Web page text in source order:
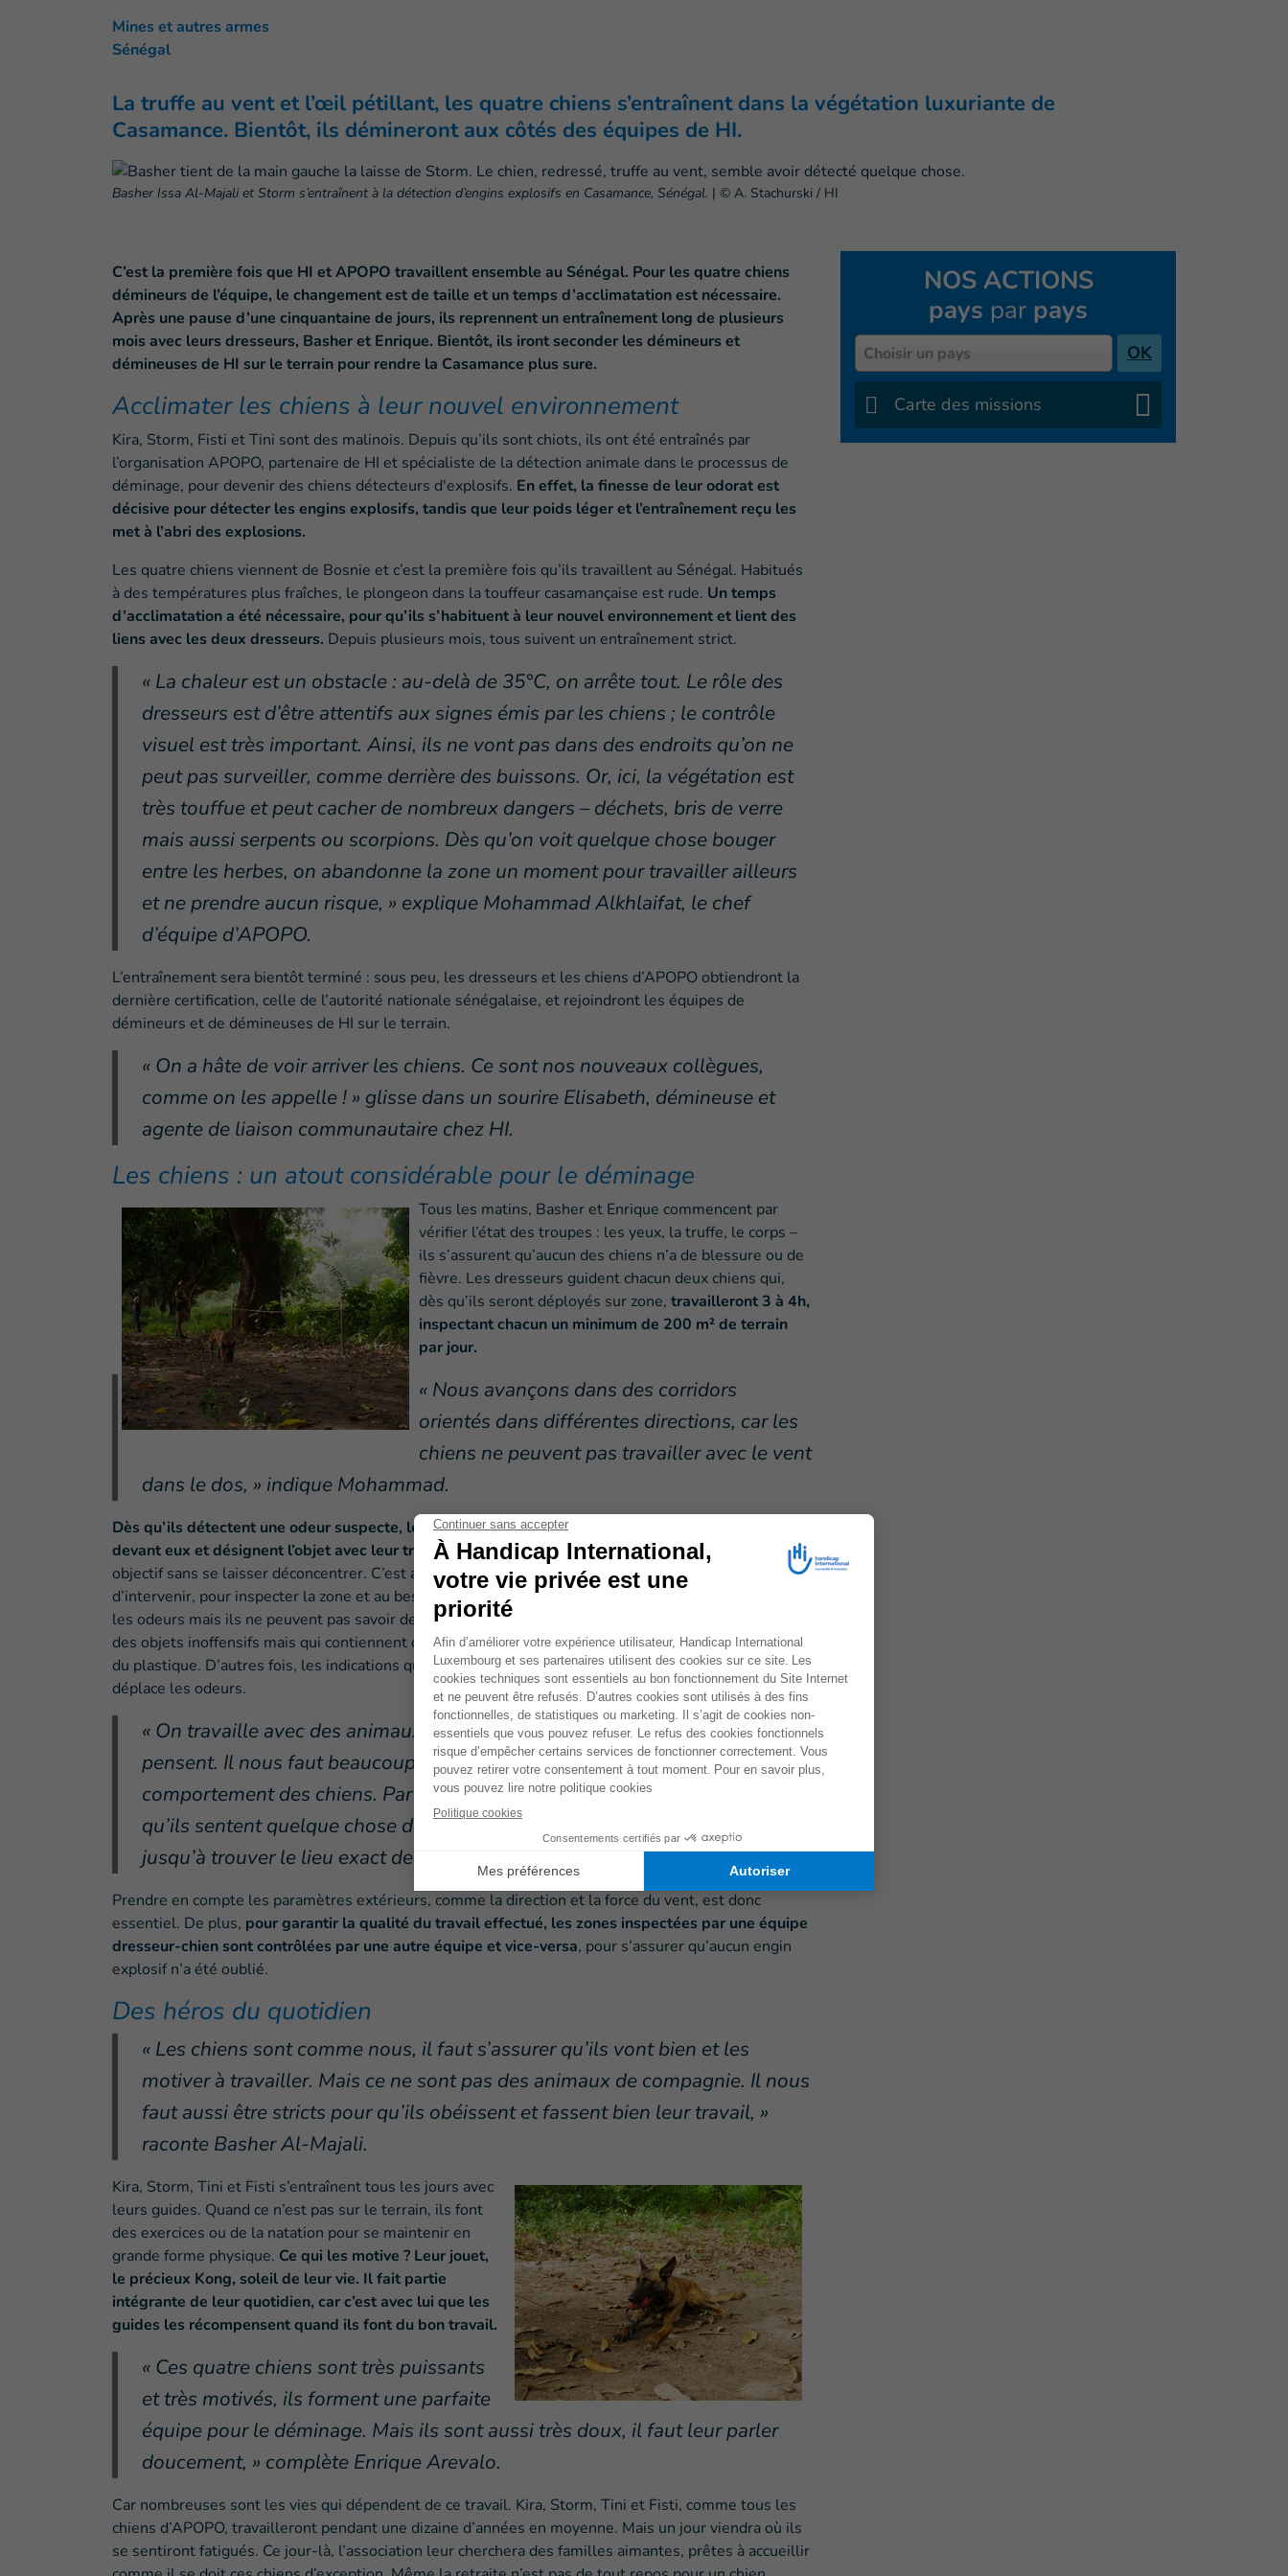
Mines et autres armes
Sénégal
La truffe au vent et l’œil pétillant, les quatre chiens s’entraînent dans la végétation luxuriante de
Casamance. Bientôt, ils démineront aux côtés des équipes de HI.
Basher Issa Al-Majali et Storm s’entraînent à la détection d’engins explosifs en Casamance, Sénégal. | © A. Stachurski / HI
C’est la première fois que HI et APOPO travaillent ensemble au Sénégal. Pour les quatre chiens
démineurs de l’équipe, le changement est de taille et un temps d’acclimatation est nécessaire.
Après une pause d’une cinquantaine de jours, ils reprennent un entraînement long de plusieurs
mois avec leurs dresseurs, Basher et Enrique. Bientôt, ils iront seconder les démineurs et
démineuses de HI sur le terrain pour rendre la Casamance plus sure.
Acclimater les chiens à leur nouvel environnement
Kira, Storm, Fisti et Tini sont des malinois. Depuis qu’ils sont chiots, ils ont été entraînés par
l’organisation APOPO, partenaire de HI et spécialiste de la détection animale dans le processus de
déminage, pour devenir des chiens détecteurs d'explosifs. En effet, la finesse de leur odorat est
décisive pour détecter les engins explosifs, tandis que leur poids léger et l’entraînement reçu les
met à l’abri des explosions.
Les quatre chiens viennent de Bosnie et c’est la première fois qu’ils travaillent au Sénégal. Habitués
à des températures plus fraîches, le plongeon dans la touffeur casamançaise est rude. Un temps
d’acclimatation a été nécessaire, pour qu’ils s’habituent à leur nouvel environnement et lient des
liens avec les deux dresseurs. Depuis plusieurs mois, tous suivent un entraînement strict.
« La chaleur est un obstacle : au-delà de 35°C, on arrête tout. Le rôle des
dresseurs est d’être attentifs aux signes émis par les chiens ; le contrôle
visuel est très important. Ainsi, ils ne vont pas dans des endroits qu’on ne
peut pas surveiller, comme derrière des buissons. Or, ici, la végétation est
très touffue et peut cacher de nombreux dangers – déchets, bris de verre
mais aussi serpents ou scorpions. Dès qu’on voit quelque chose bouger
entre les herbes, on abandonne la zone un moment pour travailler ailleurs
et ne prendre aucun risque, » explique Mohammad Alkhlaifat, le chef
d’équipe d’APOPO.
L’entraînement sera bientôt terminé : sous peu, les dresseurs et les chiens d’APOPO obtiendront la
dernière certification, celle de l’autorité nationale sénégalaise, et rejoindront les équipes de
démineurs et de démineuses de HI sur le terrain.
« On a hâte de voir arriver les chiens. Ce sont nos nouveaux collègues,
comme on les appelle ! » glisse dans un sourire Elisabeth, démineuse et
agente de liaison communautaire chez HI.
Les chiens : un atout considérable pour le déminage
Tous les matins, Basher et Enrique commencent par
vérifier l’état des troupes : les yeux, la truffe, le corps –
ils s’assurent qu’aucun des chiens n’a de blessure ou de
fièvre. Les dresseurs guident chacun deux chiens qui,
dès qu’ils seront déployés sur zone, travailleront 3 à 4h,
inspectant chacun un minimum de 200 m² de terrain
par jour.
« Nous avançons dans des corridors
orientés dans différentes directions, car les
chiens ne peuvent pas travailler avec le vent
dans le dos, » indique Mohammad.
Dès qu’ils détectent une odeur suspecte, les chiens s’assoient en laissant au moins 1 m de marge
devant eux et désignent l’objet avec leur truffe– conscients qu’ils doivent rester fixés sur leur
objectif sans se laisser déconcentrer. C’est alors au tour des démineurs et démineuses de HI
d’intervenir, pour inspecter la zone et au besoin identifier l’objet et le désamorcer. Les chiens sentent
les odeurs mais ils ne peuvent pas savoir de quoi elles proviennent. Il leur arrive donc de détecter
des objets inoffensifs mais qui contiennent des composants utilisés pour certains explosifs, comme
du plastique. D’autres fois, les indications qu’ils donnent sont fausses, comme lorsque le vent
déplace les odeurs.
« On travaille avec des animaux, il est impossible de savoir ce qu’ils
pensent. Il nous faut beaucoup de concentration et d’attention pour lire le
comportement des chiens. Par exemple, certains chiens s’assoient dès
qu’ils sentent quelque chose de suspect tandis que d’autres vont continuer
jusqu’à trouver le lieu exact de l’objet, » souligne Mohammad.
Prendre en compte les paramètres extérieurs, comme la direction et la force du vent, est donc
essentiel. De plus, pour garantir la qualité du travail effectué, les zones inspectées par une équipe
dresseur-chien sont contrôlées par une autre équipe et vice-versa, pour s’assurer qu’aucun engin
explosif n’a été oublié.
Des héros du quotidien
« Les chiens sont comme nous, il faut s’assurer qu’ils vont bien et les
motiver à travailler. Mais ce ne sont pas des animaux de compagnie. Il nous
faut aussi être stricts pour qu’ils obéissent et fassent bien leur travail, »
raconte Basher Al-Majali.
Kira, Storm, Tini et Fisti s’entraînent tous les jours avec
leurs guides. Quand ce n’est pas sur le terrain, ils font
des exercices ou de la natation pour se maintenir en
grande forme physique. Ce qui les motive ? Leur jouet,
le précieux Kong, soleil de leur vie. Il fait partie
intégrante de leur quotidien, car c’est avec lui que les
guides les récompensent quand ils font du bon travail.
« Ces quatre chiens sont très puissants
et très motivés, ils forment une parfaite
équipe pour le déminage. Mais ils sont aussi très doux, il faut leur parler
doucement, » complète Enrique Arevalo.
Car nombreuses sont les vies qui dépendent de ce travail. Kira, Storm, Tini et Fisti, comme tous les
chiens d’APOPO, travailleront pendant une dizaine d’années en moyenne. Mais un jour viendra où ils
se sentiront fatigués. Ce jour-là, l’association leur cherchera des familles aimantes, prêtes à accueillir
NOS ACTIONS
pays par pays
PaysChoisir un pays OK
Carte des missions